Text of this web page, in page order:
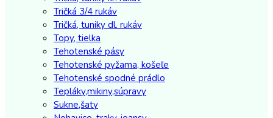
Tričká 3/4 rukáv
Tričká, tuniky dl. rukáv
Topy, tielka
Tehotenské pásy
Tehotenské pyžama, košeľe
Tehotenské spodné prádlo
Tepláky,mikiny,súpravy
Sukne,šaty